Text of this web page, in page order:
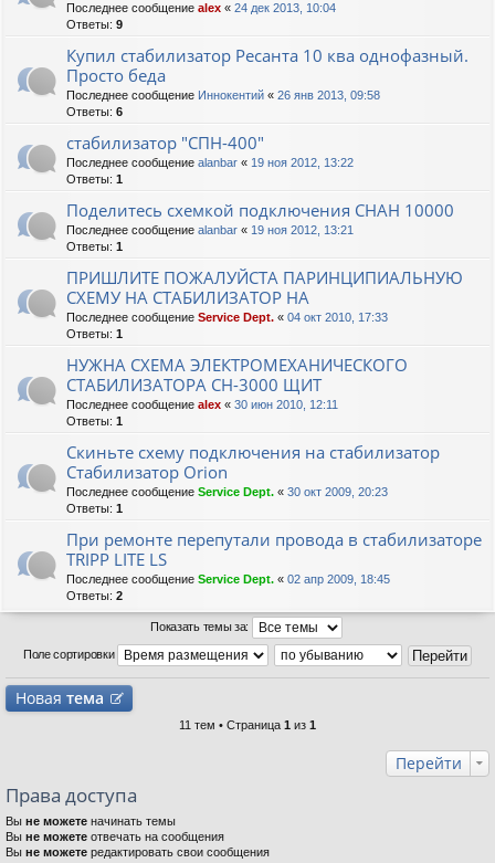
Последнее сообщение alex « 24 дек 2013, 10:04
Ответы: 9
Купил стабилизатор Ресанта 10 ква однофазный.
Просто беда
Последнее сообщение Иннокентий « 26 янв 2013, 09:58
Ответы: 6
стабилизатор "СПН-400"
Последнее сообщение alanbar « 19 ноя 2012, 13:22
Ответы: 1
Поделитесь схемкой подключения СНАН 10000
Последнее сообщение alanbar « 19 ноя 2012, 13:21
Ответы: 1
ПРИШЛИТЕ ПОЖАЛУЙСТА ПАРИНЦИПИАЛЬНУЮ
СХЕМУ НА СТАБИЛИЗАТОР НА
Последнее сообщение Service Dept. « 04 окт 2010, 17:33
Ответы: 1
НУЖНА СХЕМА ЭЛЕКТРОМЕХАНИЧЕСКОГО
СТАБИЛИЗАТОРА СН-3000 ЩИТ
Последнее сообщение alex « 30 июн 2010, 12:11
Ответы: 1
Скиньте схему подключения на стабилизатор
Стабилизатор Orion
Последнее сообщение Service Dept. « 30 окт 2009, 20:23
Ответы: 1
При ремонте перепутали провода в стабилизаторе
TRIPP LITE LS
Последнее сообщение Service Dept. « 02 апр 2009, 18:45
Ответы: 2
Показать темы за:
Поле сортировки
Новая тема
11 тем • Страница 1 из 1
Перейти
Права доступа
Вы не можете начинать темы
Вы не можете отвечать на сообщения
Вы не можете редактировать свои сообщения